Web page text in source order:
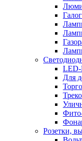
Для
Розетки,